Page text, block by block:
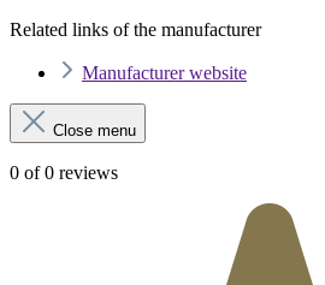
Related links of the manufacturer
Manufacturer website
Close menu
0 of 0 reviews